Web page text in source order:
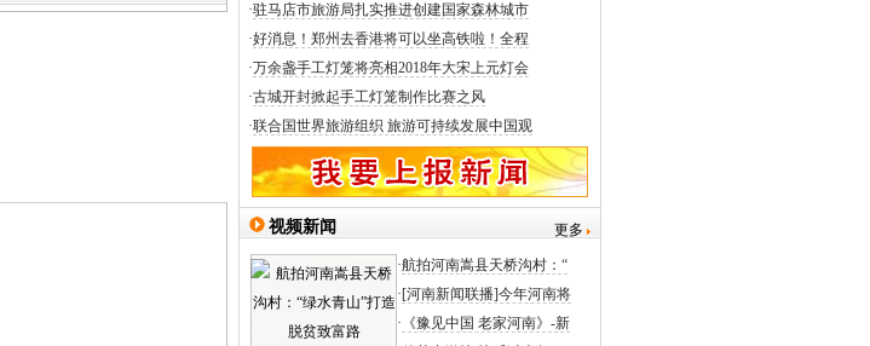
·驻马店市旅游局扎实推进创建国家森林城市
·好消息！郑州去香港将可以坐高铁啦！全程
·万余盏手工灯笼将亮相2018年大宋上元灯会
·古城开封掀起手工灯笼制作比赛之风
·联合国世界旅游组织 旅游可持续发展中国观
视频新闻 更多
·航拍河南嵩县天桥沟村：“
·[河南新闻联播]今年河南将
· 《豫见中国 老家河南》-新